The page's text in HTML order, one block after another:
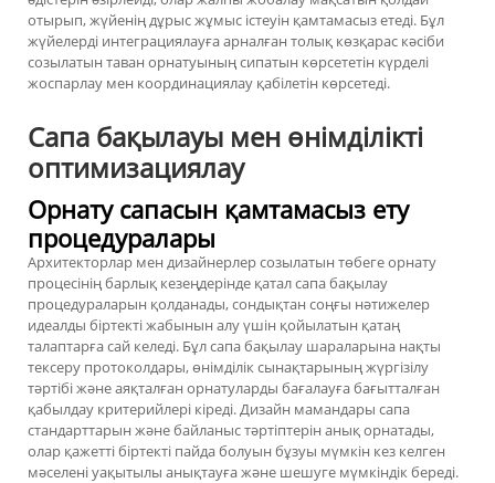
отырып, жүйенің дұрыс жұмыс істеуін қамтамасыз етеді. Бұл
жүйелерді интеграциялауға арналған толық көзқарас кәсіби
созылатын таван орнатуының сипатын көрсететін күрделі
жоспарлау мен координациялау қабілетін көрсетеді.
Сапа бақылауы мен өнімділікті
оптимизациялау
Орнату сапасын қамтамасыз ету
процедуралары
Архитекторлар мен дизайнерлер созылатын төбеге орнату
процесінің барлық кезеңдерінде қатал сапа бақылау
процедураларын қолданады, сондықтан соңғы нәтижелер
идеалды біртекті жабынын алу үшін қойылатын қатаң
талаптарға сай келеді. Бұл сапа бақылау шараларына нақты
тексеру протоколдары, өнімділік сынақтарының жүргізілу
тәртібі және аяқталған орнатуларды бағалауға бағытталған
қабылдау критерийлері кіреді. Дизайн мамандары сапа
стандарттарын және байланыс тәртіптерін анық орнатады,
олар қажетті біртекті пайда болуын бұзуы мүмкін кез келген
мәселені уақытылы анықтауға және шешуге мүмкіндік береді.